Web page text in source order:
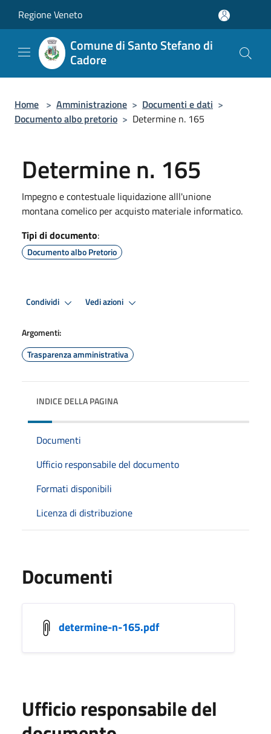
Regione Veneto
Comune di Santo Stefano di
Cadore
Home > Amministrazione > Documenti e dati >
Documento albo pretorio > Determine n. 165
Determine n. 165
Impegno e contestuale liquidazione alll'unione
montana comelico per acquisto materiale informatico.
Tipi di documento:
Documento albo Pretorio
Condividi Vedi azioni
Argomenti:
Trasparenza amministrativa
INDICE DELLA PAGINA
Documenti
Ufficio responsabile del documento
Formati disponibili
Licenza di distribuzione
Documenti
determine-n-165.pdf
Ufficio responsabile del